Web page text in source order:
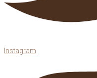
Instagram